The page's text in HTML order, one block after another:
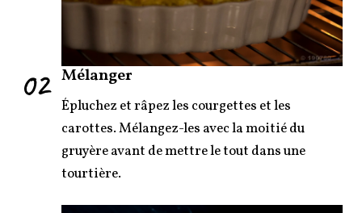
02 Mélanger
Épluchez et râpez les courgettes et les
carottes. Mélangez-les avec la moitié du
gruyère avant de mettre le tout dans une
tourtière.